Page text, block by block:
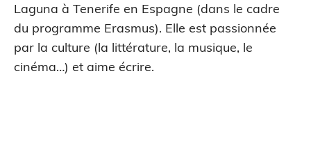
Laguna à Tenerife en Espagne (dans le cadre
du programme Erasmus). Elle est passionnée
par la culture (la littérature, la musique, le
cinéma…) et aime écrire.